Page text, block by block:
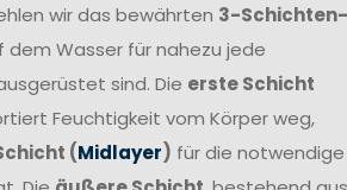
wir das bewährten 3-Schichten-
dem Wasser für nahezu jede
sind. Die erste Schicht
Feuchtigkeit vom Körper weg,
(Midlayer) für die notwendige